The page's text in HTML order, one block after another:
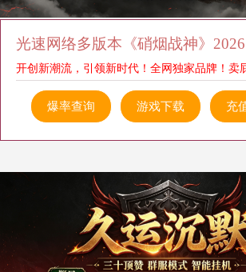
光速网络多版本《硝烟战神》
开创新潮流，引领新时代！全网独家品牌！卖
爆率查询 游戏下载 充